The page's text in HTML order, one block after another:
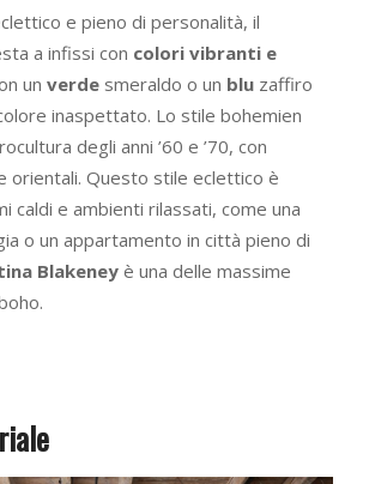
e pieno di personalità, il
a infissi con colori vibranti e
un verde smeraldo o un blu zaffiro
inaspettato. Lo stile bohemien
degli anni ’60 e ’70, con
orientali. Questo stile eclettico è
caldi e ambienti rilassati, come una
o un appartamento in città pieno di
Blakeney è una delle massime